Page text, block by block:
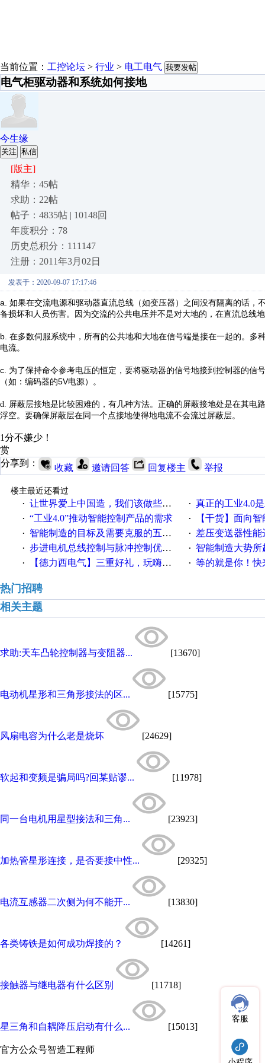
当前位置： 工控论坛 > 行业 > 电工电气 我要发帖
电气柜驱动器和系统如何接地
今生缘
关注 私信
[版主]
精华：45帖
求助：22帖
帖子：4835帖 | 10148回
年度积分：78
历史总积分：111147
注册：2011年3月02日
发表于：2020-09-07 17:17:46
a. 如果在交流电源和驱动器直流总线（如变压器）之间没有隔离的话
备损坏和人员伤害。因为交流的公共电压并不是对大地的，在直流总线
b. 在多数伺服系统中，所有的公共地和大地在信号端是接在一起的。
电流。
c. 为了保持命令参考电压的恒定，要将驱动器的信号地接到控制器的
（如：编码器的5V电源）。
d. 屏蔽层接地是比较困难的，有几种方法。正确的屏蔽接地处是在其
浮空。要确保屏蔽层在同一个点接地使得地电流不会流过屏蔽层。
1分不嫌少！
赏
分享到：
收藏 邀请回答 回复楼主 举报
楼主最近还看过
· 让世界爱上中国造，我们该做些什么 · 真正的工业4.0
· “工业4.0”推动智能控制产品的需求 · 【干货】面向
· 智能制造的目标及需要克服的五个障碍 · 差压变送器性能达
· 步进电机总线控制与脉冲控制优缺点 · 智能制造大势所趋
· 【德力西电气】三重好礼，玩嗨夏日！ · 等的就是你！快来
热门招聘
相关主题
求助:天车凸轮控制器与变阻器... [13670]
电动机星形和三角形接法的区... [15775]
风扇电容为什么老是烧坏 [24629]
软起和变频是骗局吗?回某贴谬... [11978]
同一台电机用星型接法和三角... [23923]
加热管星形连接，是否要接中性... [29325]
电流互感器二次侧为何不能开... [13830]
各类铸铁是如何成功焊接的？ [14261]
接触器与继电器有什么区别 [11718]
星三角和自耦降压启动有什么... [15013]
官方公众号智造工程师
客服